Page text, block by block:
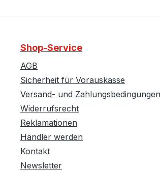
Shop-Service
AGB
Sicherheit für Vorauskasse
Versand- und Zahlungsbedingungen
Widerrufsrecht
Reklamationen
Händler werden
Kontakt
Newsletter